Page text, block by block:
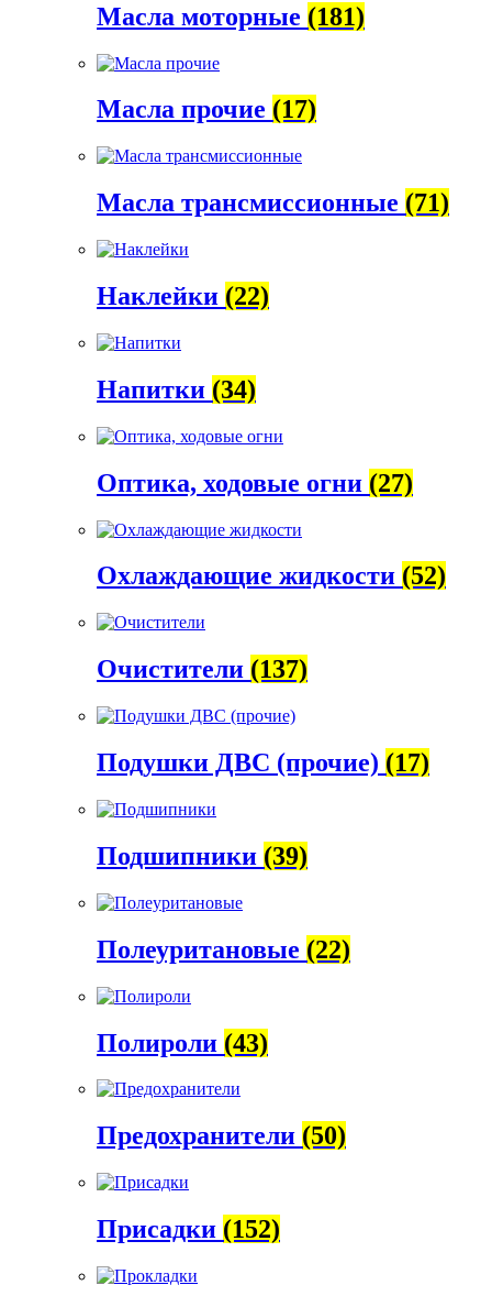
Масла моторные (181)
Масла прочие (17)
Масла трансмиссионные (71)
Наклейки (22)
Напитки (34)
Оптика, ходовые огни (27)
Охлаждающие жидкости (52)
Очистители (137)
Подушки ДВС (прочие) (17)
Подшипники (39)
Полеуритановые (22)
Полироли (43)
Предохранители (50)
Присадки (152)